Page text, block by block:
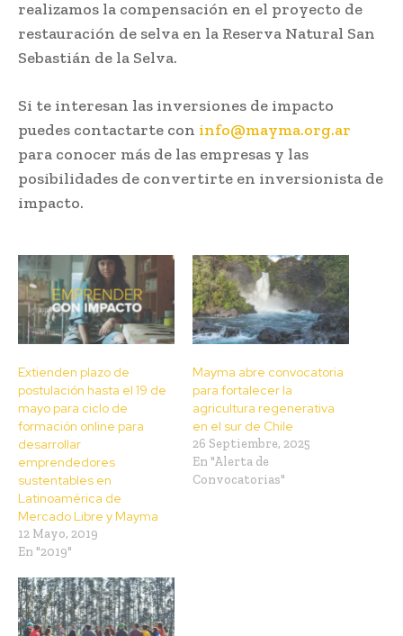
realizamos la compensación en el proyecto de
restauración de selva en la Reserva Natural San
Sebastián de la Selva.
Si te interesan las inversiones de impacto
puedes contactarte con info@mayma.org.ar
para conocer más de las empresas y las
posibilidades de convertirte en inversionista de
impacto.
Extienden plazo de
postulación hasta el 19 de
mayo para ciclo de
formación online para
desarrollar
emprendedores
sustentables en
Latinoamérica de
Mercado Libre y Mayma
12 Mayo, 2019
En "2019"
Mayma abre convocatoria
para fortalecer la
agricultura regenerativa
en el sur de Chile
26 Septiembre, 2025
En "Alerta de
Convocatorias"